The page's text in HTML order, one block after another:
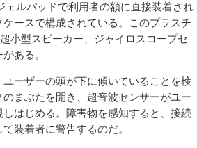
ェルパッドで利用者の額に直接装着され
ースで構成されている。このプラスチ
小型スピーカー、ジャイロスコープセ
ある。
ーザーの頭が下に傾いていることを検
まぶたを開き、超音波センサーがユー
はじめる。障害物を感知すると、接続
装着者に警告するのだ。